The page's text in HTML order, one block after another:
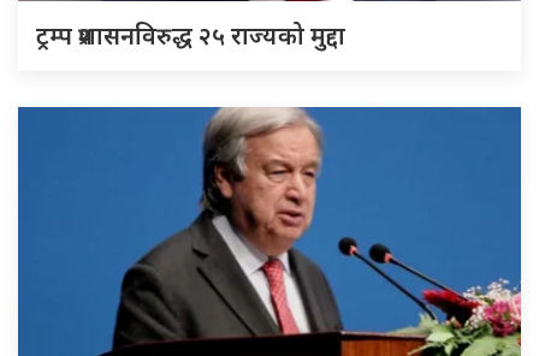
ट्रम्प प्रशासनविरुद्ध २५ राज्यको मुद्दा